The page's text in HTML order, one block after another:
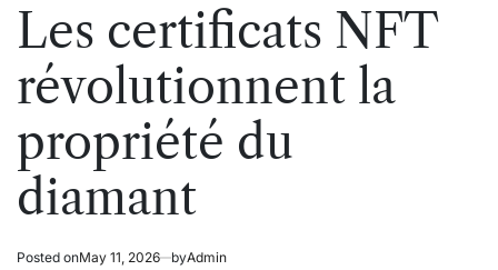
read
Les certificats NFT
révolutionnent la
propriété du
diamant
Posted onMay 11, 2026 byAdmin